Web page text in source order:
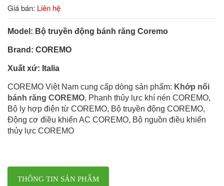
Giá bán: Liên hệ
Model: Bộ truyền động bánh răng Coremo
Brand: COREMO
Xuất xứ: Italia
COREMO Việt Nam cung cấp dòng sản phẩm: Khớp nối
bánh răng COREMO, Phanh thủy lực khí nén COREMO,
Bộ ly hợp điện từ COREMO, Bộ truyền động COREMO,
Động cơ điều khiển AC COREMO, Bộ nguồn điều khiển
thủy lực COREMO
THÔNG TIN SẢN PHẨM